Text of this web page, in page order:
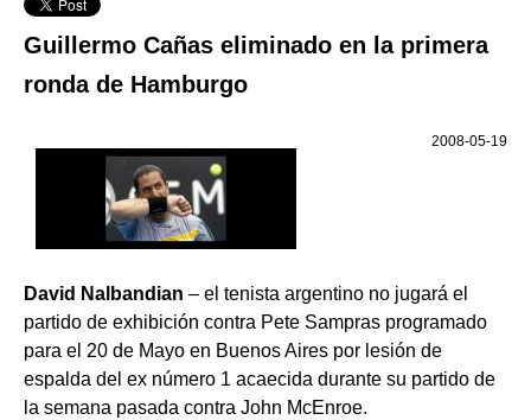
Guillermo Cañas eliminado en la primera
ronda de Hamburgo
2008-05-19
David Nalbandian – el tenista argentino no jugará el
partido de exhibición contra Pete Sampras programado
para el 20 de Mayo en Buenos Aires por lesión de
espalda del ex número 1 acaecida durante su partido de
la semana pasada contra John McEnroe.